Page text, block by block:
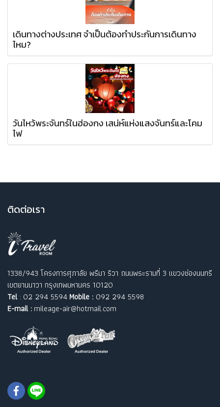
เดินทางต่างประเทศ จำเป็นต้องทำประกันการเดินทาง
ไหม?
วันไหว้พระจันทร์ในฮ่องกง เสน่ห์แห่งแสงจันทร์และโคม
ไฟ
ติดต่อเรา
1338/943 โครงการศุภาลัย พรีมา ริวา ถนนพระรามที่ 3 แขวงช่องนนทรี
เขตยานนาวา กรุงเทพมหานคร 10120
Tel: 02 294 5594 Mobile : 092 294 5598
E-mail : mileage-air@hotmail.com